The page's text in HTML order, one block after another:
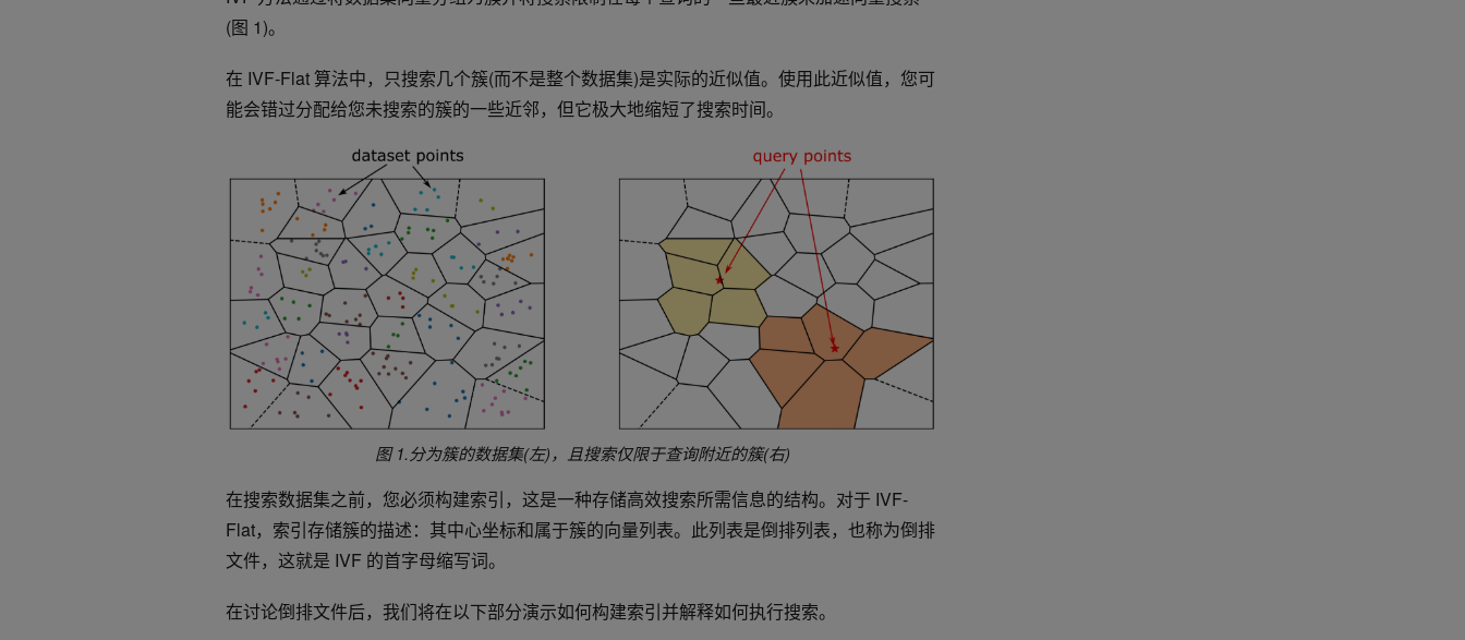
(图 1)。
在 IVF-Flat 算法中，只搜索几个簇(而不是整个数据集)是实际的近似值。使用此近似值，您可
能会错过分配给您未搜索的簇的一些近邻，但它极大地缩短了搜索时间。
图 1.分为簇的数据集(左)，且搜索仅限于查询附近的簇(右)
在搜索数据集之前，您必须构建索引，这是一种存储高效搜索所需信息的结构。对于 IVF-
Flat，索引存储簇的描述：其中心坐标和属于簇的向量列表。此列表是倒排列表，也称为倒排
文件，这就是 IVF 的首字母缩写词。
在讨论倒排文件后，我们将在以下部分演示如何构建索引并解释如何执行搜索。